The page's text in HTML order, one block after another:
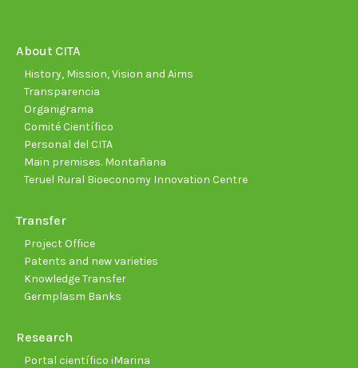
About CITA
History, Mission, Vision and Aims
Transparencia
Organigrama
Comité Científico
Personal del CITA
Main premises. Montañana
Teruel Rural Bioeconomy Innovation Centre
Transfer
Project Office
Patents and new varieties
Knowledge Transfer
Germplasm Banks
Research
Portal científico iMarina